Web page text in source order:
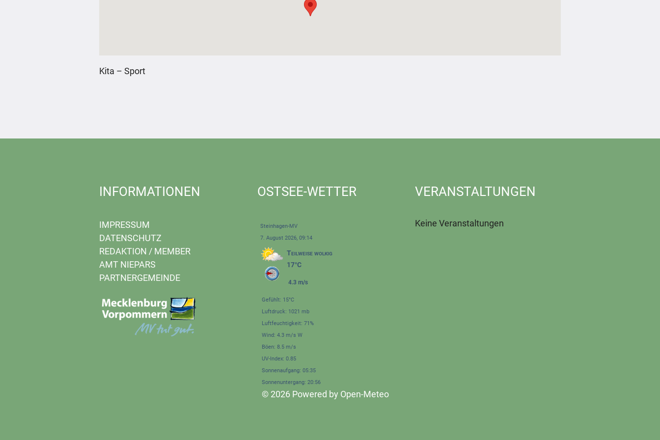
Kita – Sport
INFORMATIONEN
IMPRESSUM
DATENSCHUTZ
REDAKTION / MEMBER
AMT NIEPARS
PARTNERGEMEINDE
OSTSEE-WETTER
Steinhagen-MV
7. August 2026, 09:14
Teilweise wolkig
17°C
4.3 m/s
Gefühlt: 15°C
Luftdruck: 1021 mb
Luftfeuchtigkeit: 71%
Wind: 4.3 m/s W
Böen: 8.5 m/s
UV-Index: 0.85
Sonnenaufgang: 05:35
Sonnenuntergang: 20:56
© 2026 Powered by Open-Meteo
VERANSTALTUNGEN
Keine Veranstaltungen